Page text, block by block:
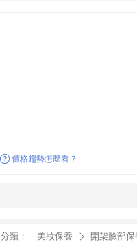
價格趨勢怎麼看？
分類： 美妝保養 開架臉部保